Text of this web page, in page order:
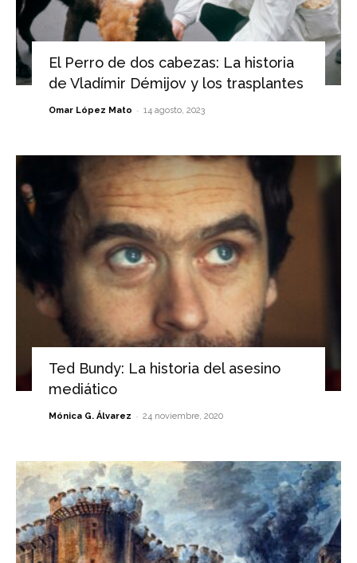
El Perro de dos cabezas: La historia
de Vladímir Démijov y los trasplantes
Omar López Mato - 14 agosto, 2023
Ted Bundy: La historia del asesino
mediático
Mónica G. Álvarez - 24 noviembre, 2020